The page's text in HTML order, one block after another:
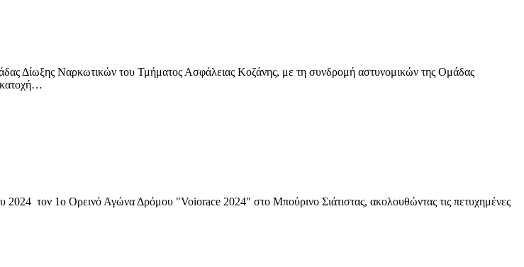
Δίωξης Ναρκωτικών του Τμήματος Ασφάλειας Κοζάνης, με τη συνδρομή αστυνομικών της Ομάδας
τον 1ο Ορεινό Αγώνα Δρόμου "Voiorace 2024" στο Μπούρινο Σιάτιστας, ακολουθώντας τις πετυχημένες